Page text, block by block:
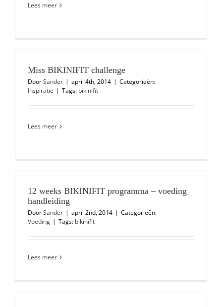
Lees meer
Miss BIKINIFIT challenge
DoorSander | april 4th, 2014 | Categorieën:
Inspiratie | Tags: bikinifit
Lees meer
12 weeks BIKINIFIT programma – voeding
handleiding
DoorSander | april 2nd, 2014 | Categorieën:
Voeding | Tags: bikinifit
Lees meer